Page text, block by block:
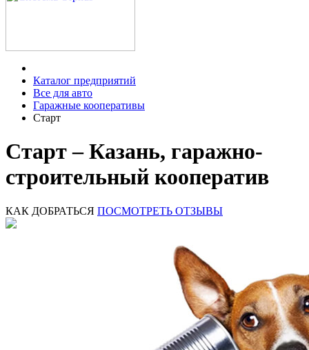
Каталог предприятий
Все для авто
Гаражные кооперативы
Старт
Старт – Казань, гаражно-
строительный кооператив
КАК ДОБРАТЬСЯ ПОСМОТРЕТЬ ОТЗЫВЫ